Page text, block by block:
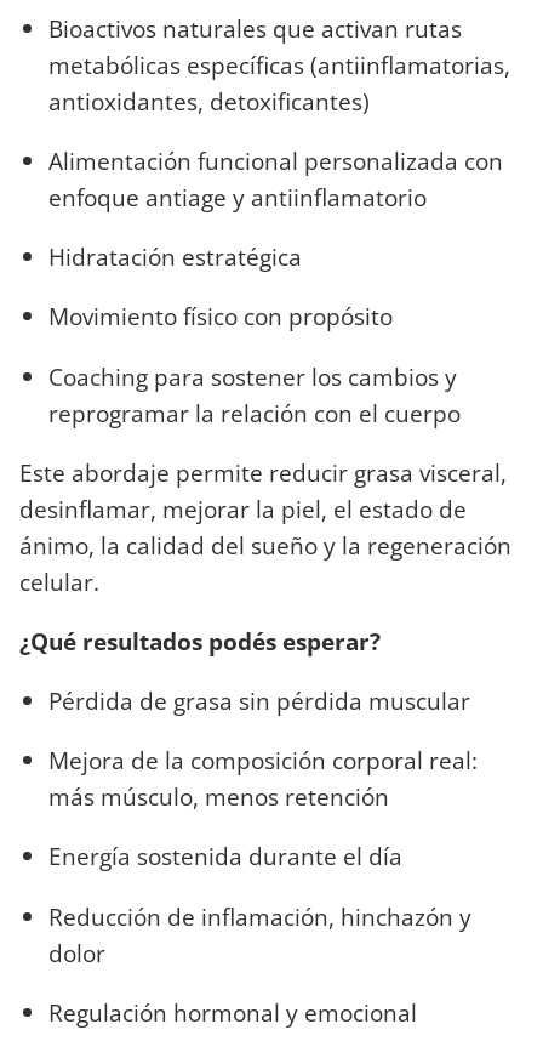
Bioactivos naturales que activan rutas
metabólicas específicas (antiinflamatorias,
antioxidantes, detoxificantes)
Alimentación funcional personalizada con
enfoque antiage y antiinflamatorio
Hidratación estratégica
Movimiento físico con propósito
Coaching para sostener los cambios y
reprogramar la relación con el cuerpo
Este abordaje permite reducir grasa visceral,
desinflamar, mejorar la piel, el estado de
ánimo, la calidad del sueño y la regeneración
celular.
¿Qué resultados podés esperar?
Pérdida de grasa sin pérdida muscular
Mejora de la composición corporal real:
más músculo, menos retención
Energía sostenida durante el día
Reducción de inflamación, hinchazón y
dolor
Regulación hormonal y emocional